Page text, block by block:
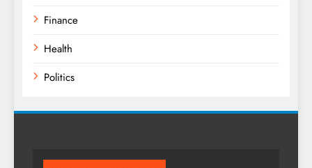
Finance
Health
Politics
Sport